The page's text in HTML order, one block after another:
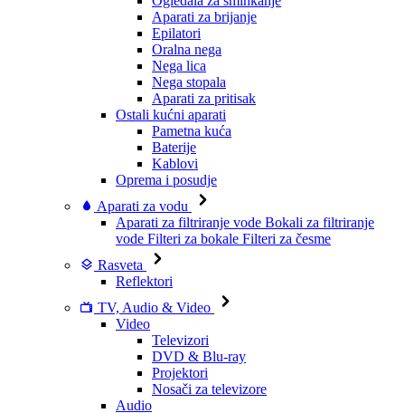
Aparati za brijanje
Epilatori
Oralna nega
Nega lica
Nega stopala
Aparati za pritisak
Ostali kućni aparati
Pametna kuća
Baterije
Kablovi
Oprema i posudje
Aparati za vodu
Aparati za filtriranje vode Bokali za filtriranje
vode Filteri za bokale Filteri za česme
Rasveta
Reflektori
TV, Audio & Video
Video
Televizori
DVD & Blu-ray
Projektori
Nosači za televizore
Audio